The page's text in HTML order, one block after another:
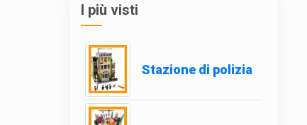
I più visti
Stazione di polizia